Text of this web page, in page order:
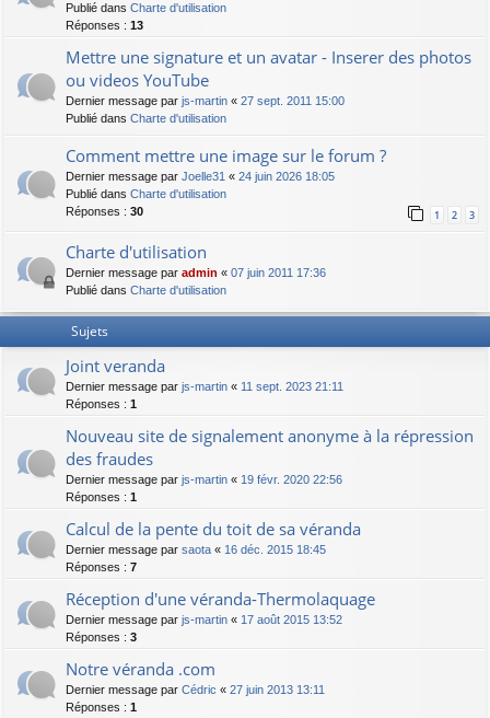
Publié dans Charte d'utilisation
Réponses : 13
Mettre une signature et un avatar - Inserer des photos
ou videos YouTube
Dernier message par js-martin « 27 sept. 2011 15:00
Publié dans Charte d'utilisation
Comment mettre une image sur le forum ?
Dernier message par Joelle31 « 24 juin 2026 18:05
Publié dans Charte d'utilisation
Réponses : 30 1 2 3
Charte d'utilisation
Dernier message par admin « 07 juin 2011 17:36
Publié dans Charte d'utilisation
Sujets
Joint veranda
Dernier message par js-martin « 11 sept. 2023 21:11
Réponses : 1
Nouveau site de signalement anonyme à la répression
des fraudes
Dernier message par js-martin « 19 févr. 2020 22:56
Réponses : 1
Calcul de la pente du toit de sa véranda
Dernier message par saota « 16 déc. 2015 18:45
Réponses : 7
Réception d'une véranda-Thermolaquage
Dernier message par js-martin « 17 août 2015 13:52
Réponses : 3
Notre véranda .com
Dernier message par Cédric « 27 juin 2013 13:11
Réponses : 1